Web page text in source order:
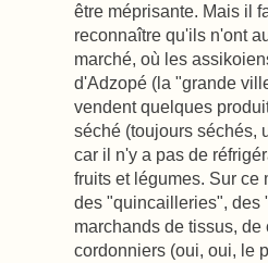
être méprisante. Mais il
reconnaître qu'ils n'ont
marché, où les
d'Adzopé (la "grande
vendent quelques
séché (toujours séchés,
car il n'y a pas de
fruits et légumes. Sur ce
des "quincailleries", des
marchands de tissus, de
cordonniers (oui, oui, le